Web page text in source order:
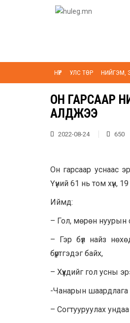
НҮҮР УЛС ТӨР НИЙГЭМ,
ОН ГАРСААР
АЛДЖЭЭ
2022-08-24 650
Он гарсаар уснаас
Үүний 61 нь том хүн,
Иймд:
– Гол, мөрөн нуурын
– Гэр бүл найз
бүртгэдэг байх,
– Хүүхдийг гол усны
-Чанарын шаардлага
– Согтууруулах